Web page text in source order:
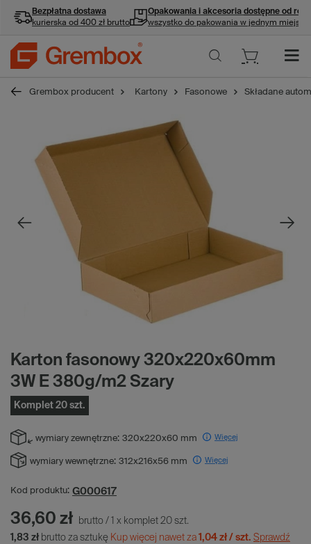
Bezpłatna dostawa
kurierska od 400 zł brutto
Opakowania i akcesoria dostępne od ręki
wszystko do pakowania w jednym miejscu
Grembox producent Kartony Fasonowe Składane
Karton fasonowy 320x220x60mm
3W E 380g/m2 Szary
Komplet 20 szt.
wymiary zewnętrzne: 320x220x60 mm Więcej
wymiary wewnętrzne: 312x216x56 mm Więcej
Kod produktu: G000617
36,60 zł brutto / x komplet 20 szt.
1,83 zł brutto za sztukę Kup więcej nawet za 1,04 zł / szt. Sprawdź